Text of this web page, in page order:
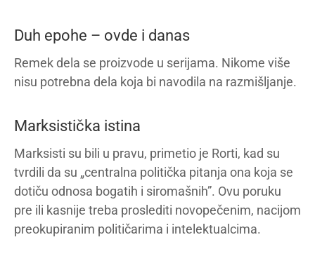
Duh epohe – ovde i danas
Remek dela se proizvode u serijama. Nikome više
nisu potrebna dela koja bi navodila na razmišljanje.
Marksistička istina
Marksisti su bili u pravu, primetio je Rorti, kad su
tvrdili da su „centralna politička pitanja ona koja se
dotiču odnosa bogatih i siromašnih”. Ovu poruku
pre ili kasnije treba proslediti novopečenim, nacijom
preokupiranim političarima i intelektualcima.